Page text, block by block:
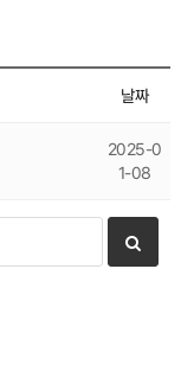
날짜
2025-0
1-08